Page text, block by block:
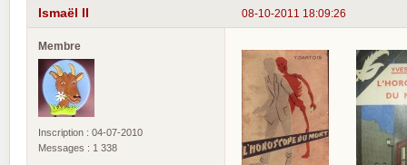
08-10-2011 18:09:26
Ismaël II
Membre
Inscription : 04-07-2010
Messages : 1 338